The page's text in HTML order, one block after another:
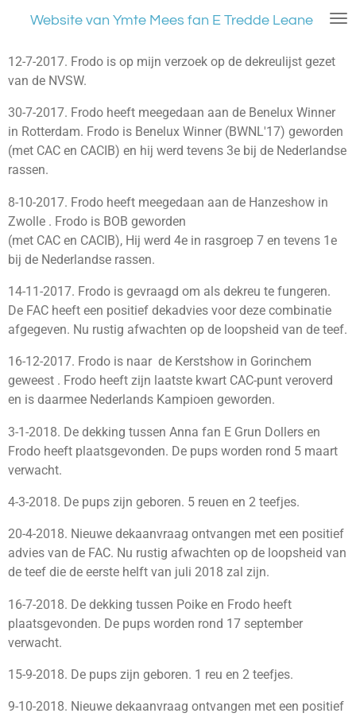
naar
Website van Ymte Mees fan E Tredde Leane
12-7-2017. Frodo is op mijn verzoek op de dekreulijst gezet
van de NVSW.
30-7-2017. Frodo heeft meegedaan aan de Benelux Winner
in Rotterdam. Frodo is Benelux Winner (BWNL'17) geworden
(met CAC en CACIB) en hij werd tevens 3e bij de Nederlandse
rassen.
8-10-2017. Frodo heeft meegedaan aan de Hanzeshow in
Zwolle . Frodo is BOB geworden
(met CAC en CACIB), Hij werd 4e in rasgroep 7 en tevens 1e
bij de Nederlandse rassen.
14-11-2017. Frodo is gevraagd om als dekreu te fungeren.
De FAC heeft een positief dekadvies voor deze combinatie
afgegeven. Nu rustig afwachten op de loopsheid van de teef.
16-12-2017. Frodo is naar de Kerstshow in Gorinchem
geweest . Frodo heeft zijn laatste kwart CAC-punt veroverd
en is daarmee Nederlands Kampioen geworden.
3-1-2018. De dekking tussen Anna fan E Grun Dollers en
Frodo heeft plaatsgevonden. De pups worden rond 5 maart
verwacht.
4-3-2018. De pups zijn geboren. 5 reuen en 2 teefjes.
20-4-2018. Nieuwe dekaanvraag ontvangen met een positief
advies van de FAC. Nu rustig afwachten op de loopsheid van
de teef die de eerste helft van juli 2018 zal zijn.
16-7-2018. De dekking tussen Poike en Frodo heeft
plaatsgevonden. De pups worden rond 17 september
verwacht.
15-9-2018. De pups zijn geboren. 1 reu en 2 teefjes.
9-10-2018. Nieuwe dekaanvraag ontvangen met een positief